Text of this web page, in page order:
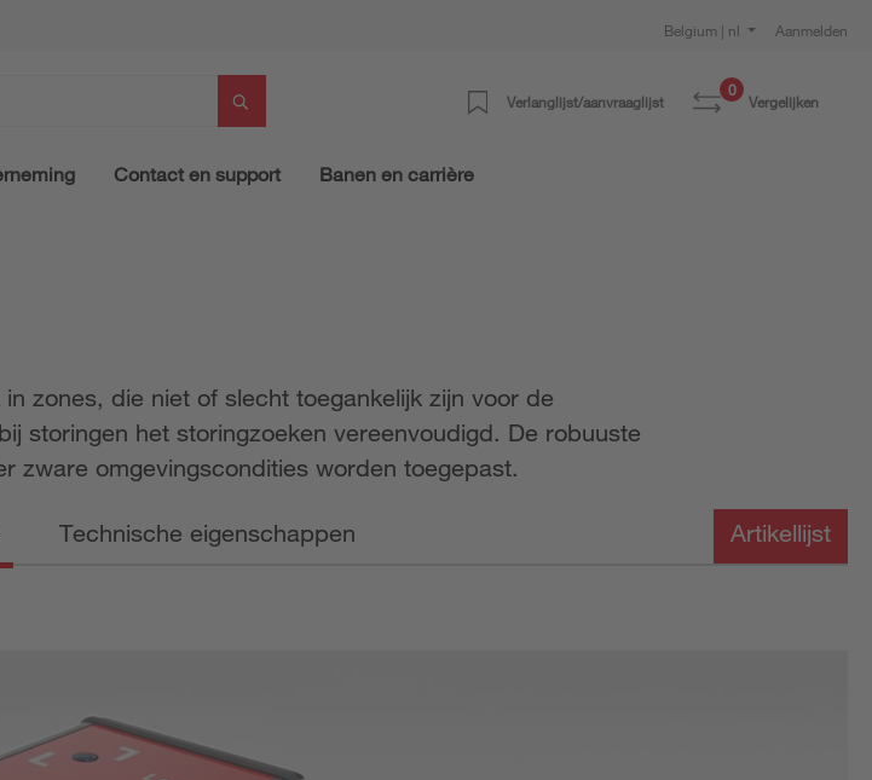
Belgium | nl Aanmelden
Verlanglijst/aanvraaglijst
0
Vergelijken
Contact en support Banen en carrière
zones, die niet of slecht toegankelijk zijn voor de
storingen het storingzoeken vereenvoudigd. De robuuste
zware omgevingscondities worden toegepast.
Technische eigenschappen Artikellijst